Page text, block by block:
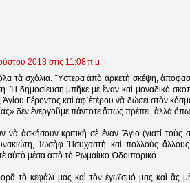
2013 στις 11:08 π.μ.
τὰ σχόλια. Ὕστερα ἀπὸ ἀρκετὴ σκέψη,
Ἡ δημοσίευση μπῆκε μὲ ἕναν καὶ μοναδικὸ
Γέροντος καὶ ἀφ΄ἑτέρου νὰ δώσει στὸν
δὲν ἐνεργοῦμε πάντοτε ὅπως πρέπει, ἀλλὰ
νὰ ἀσκήσουν κριτικὴ σὲ ἕναν Ἅγιο (γιατί τοὺς
Ἰωσὴφ Ἡσυχαστὴ καὶ πολλοὺς
αὐτὸ μέσα ἀπὸ τὸ Ρωμαίικο Ὁδοιπορικό.
τὸ κεφάλι μας καὶ τὸν ἐγωϊσμό μας καὶ ἂς